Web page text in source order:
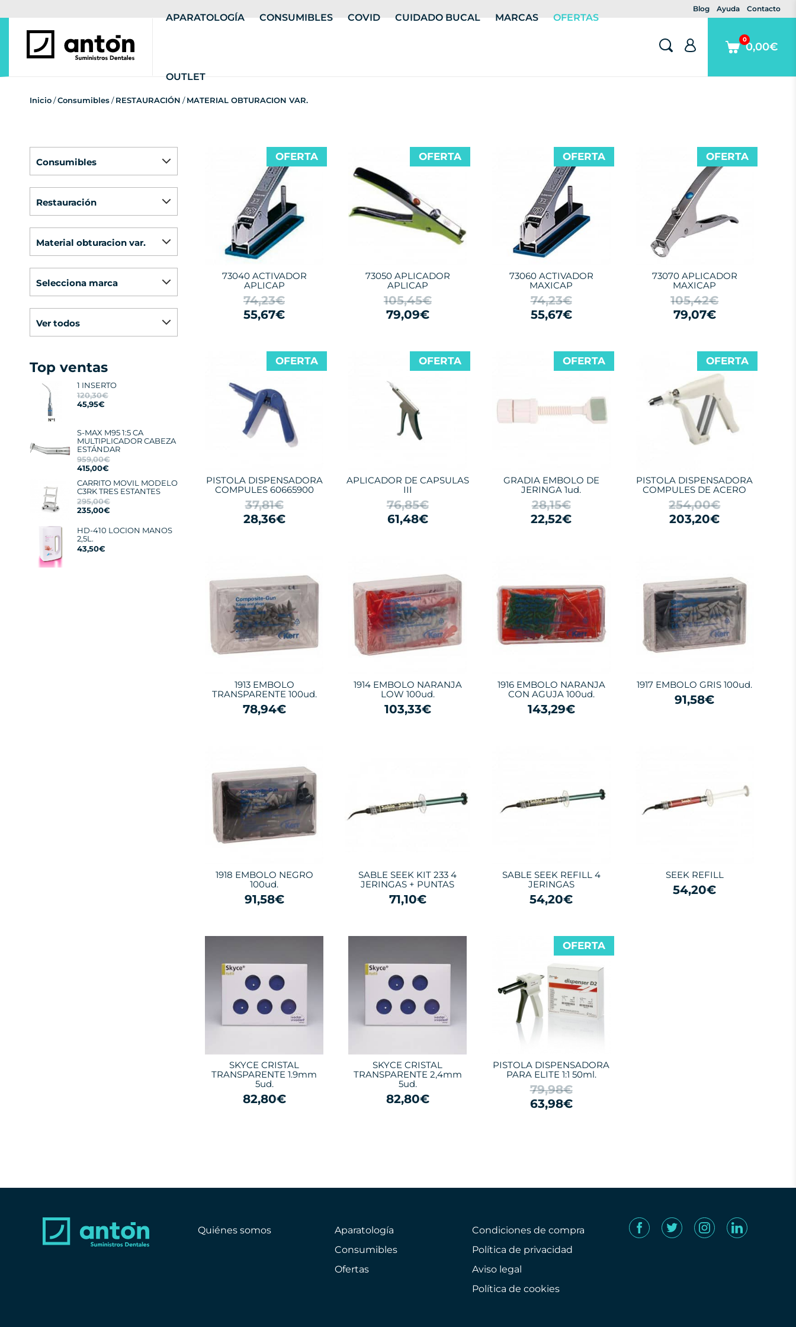
Blog Ayuda Contacto
APARATOLOGÍA CONSUMIBLES COVID CUIDADO BUCAL MARCAS OFERTAS
OUTLET
0,00€
0
Inicio/Consumibles/RESTAURACIÓN /MATERIAL OBTURACION VAR.
consumibles
restauración
material obturacion var.
selecciona marca
ver todos
Top ventas
1 INSERTO
120,30€
45,95€
S-MAX M95 1:5 CA
MULTIPLICADOR CABEZA
ESTÁNDAR
959,00€
415,00€
CARRITO MOVIL MODELO
C3RK TRES ESTANTES
295,00€
235,00€
HD-410 LOCION MANOS
2,5L.
43,50€
73040 ACTIVADOR
APLICAP
74,23€
55,67€
OFERTA
73050 APLICADOR
APLICAP
105,45€
79,09€
OFERTA
73060 ACTIVADOR
MAXICAP
74,23€
55,67€
OFERTA
73070 APLICADOR
MAXICAP
105,42€
79,07€
OFERTA
PISTOLA DISPENSADORA
COMPULES 60665900
37,81€
28,36€
OFERTA
APLICADOR DE CAPSULAS
III
76,85€
61,48€
OFERTA
GRADIA EMBOLO DE
JERINGA 1ud.
28,15€
22,52€
OFERTA
PISTOLA DISPENSADORA
COMPULES DE ACERO
254,00€
203,20€
OFERTA
1913 EMBOLO
TRANSPARENTE 100ud.
78,94€
1914 EMBOLO NARANJA
LOW 100ud.
103,33€
1916 EMBOLO NARANJA
CON AGUJA 100ud.
143,29€
1917 EMBOLO GRIS 100ud.
91,58€
1918 EMBOLO NEGRO
100ud.
91,58€
SABLE SEEK KIT 233 4
JERINGAS + PUNTAS
71,10€
SABLE SEEK REFILL 4
JERINGAS
54,20€
SEEK REFILL
54,20€
SKYCE CRISTAL
TRANSPARENTE 1.9mm
5ud.
82,80€
SKYCE CRISTAL
TRANSPARENTE 2,4mm
5ud.
82,80€
PISTOLA DISPENSADORA
PARA ELITE 1:1 50ml.
79,98€
63,98€
OFERTA
Quiénes somos
Aparatología
Consumibles
Ofertas
Condiciones de compra
Política de privacidad
Aviso legal
Política de cookies